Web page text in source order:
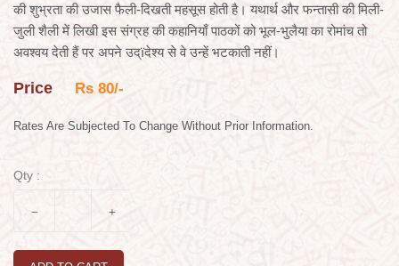
की शुभ्रता की उजास फैली-दिखती महसूस होती है। यथार्थ और फन्तासी की मिली-
जुली शैली में लिखी इस संग्रह की कहानियाँ पाठकों को भूल-भुलैया का रोमांच तो
अवश्वय देती हैं पर अपने उद्ïदेश्य से वे उन्हें भटकाती नहीं।
Price Rs 80/-
Rates Are Subjected To Change Without Prior Information.
Qty :